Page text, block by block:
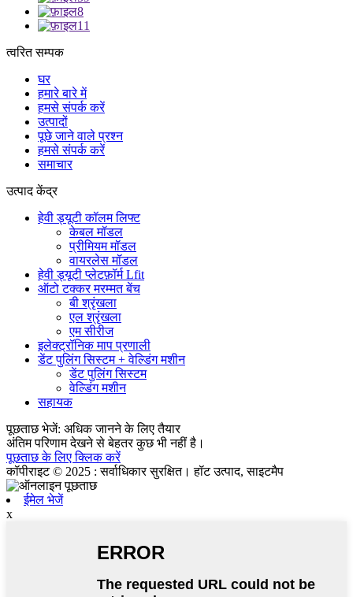
त्वरित सम्पक
घर
हमारे बारे में
हमसे संपर्क करें
उत्पादों
पूछे जाने वाले प्रश्न
हमसे संपर्क करें
समाचार
उत्पाद केंद्र
हेवी ड्यूटी कॉलम लिफ्ट
केबल मॉडल
प्रीमियम मॉडल
वायरलेस मॉडल
हेवी ड्यूटी प्लेटफ़ॉर्म Lfit
ऑटो टक्कर मरम्मत बेंच
बी श्रृंखला
एल श्रृंखला
एम सीरीज
इलेक्ट्रॉनिक माप प्रणाली
डेंट पुलिंग सिस्टम + वेल्डिंग मशीन
डेंट पुलिंग सिस्टम
वेल्डिंग मशीन
सहायक
पूछताछ भेजें: अधिक जानने के लिए तैयार
अंतिम परिणाम देखने से बेहतर कुछ भी नहीं है।
पूछताछ के लिए क्लिक करें
कॉपीराइट © 2025 : सर्वाधिकार सुरक्षित। हॉट उत्पाद, साइटमैप
ईमेल भेजें
x